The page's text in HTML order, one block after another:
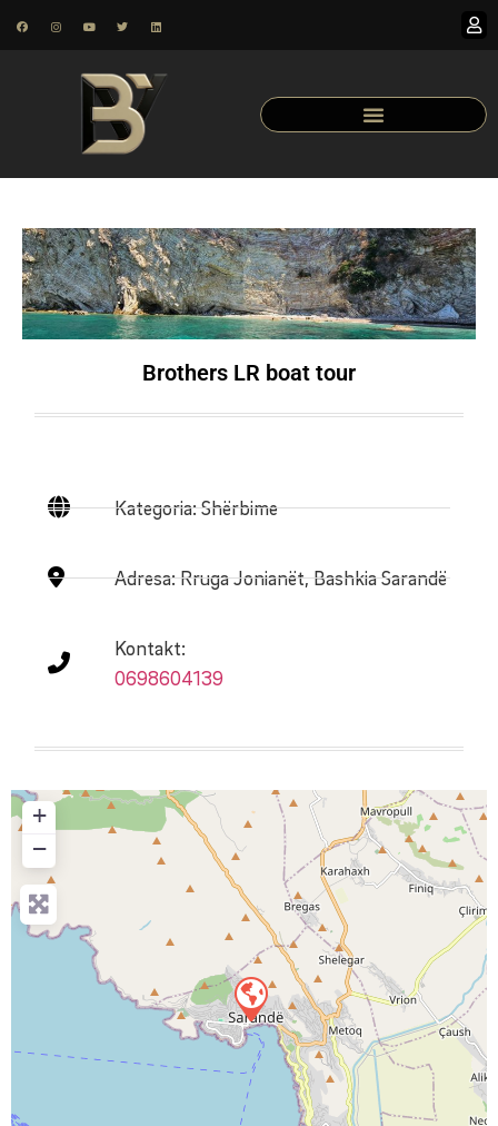
Brothers LR boat tour
Kategoria: Shërbime
Adresa:Rruga Jonianët, Bashkia Sarandë
Kontakt:
0698604139
+
−